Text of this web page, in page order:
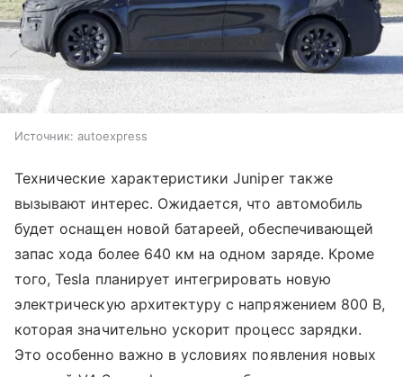
Источник: autoexpress
Технические характеристики Juniper также
вызывают интерес. Ожидается, что автомобиль
будет оснащен новой батареей, обеспечивающей
запас хода более 640 км на одном заряде. Кроме
того, Tesla планирует интегрировать новую
электрическую архитектуру с напряжением 800 В,
которая значительно ускорит процесс зарядки.
Это особенно важно в условиях появления новых